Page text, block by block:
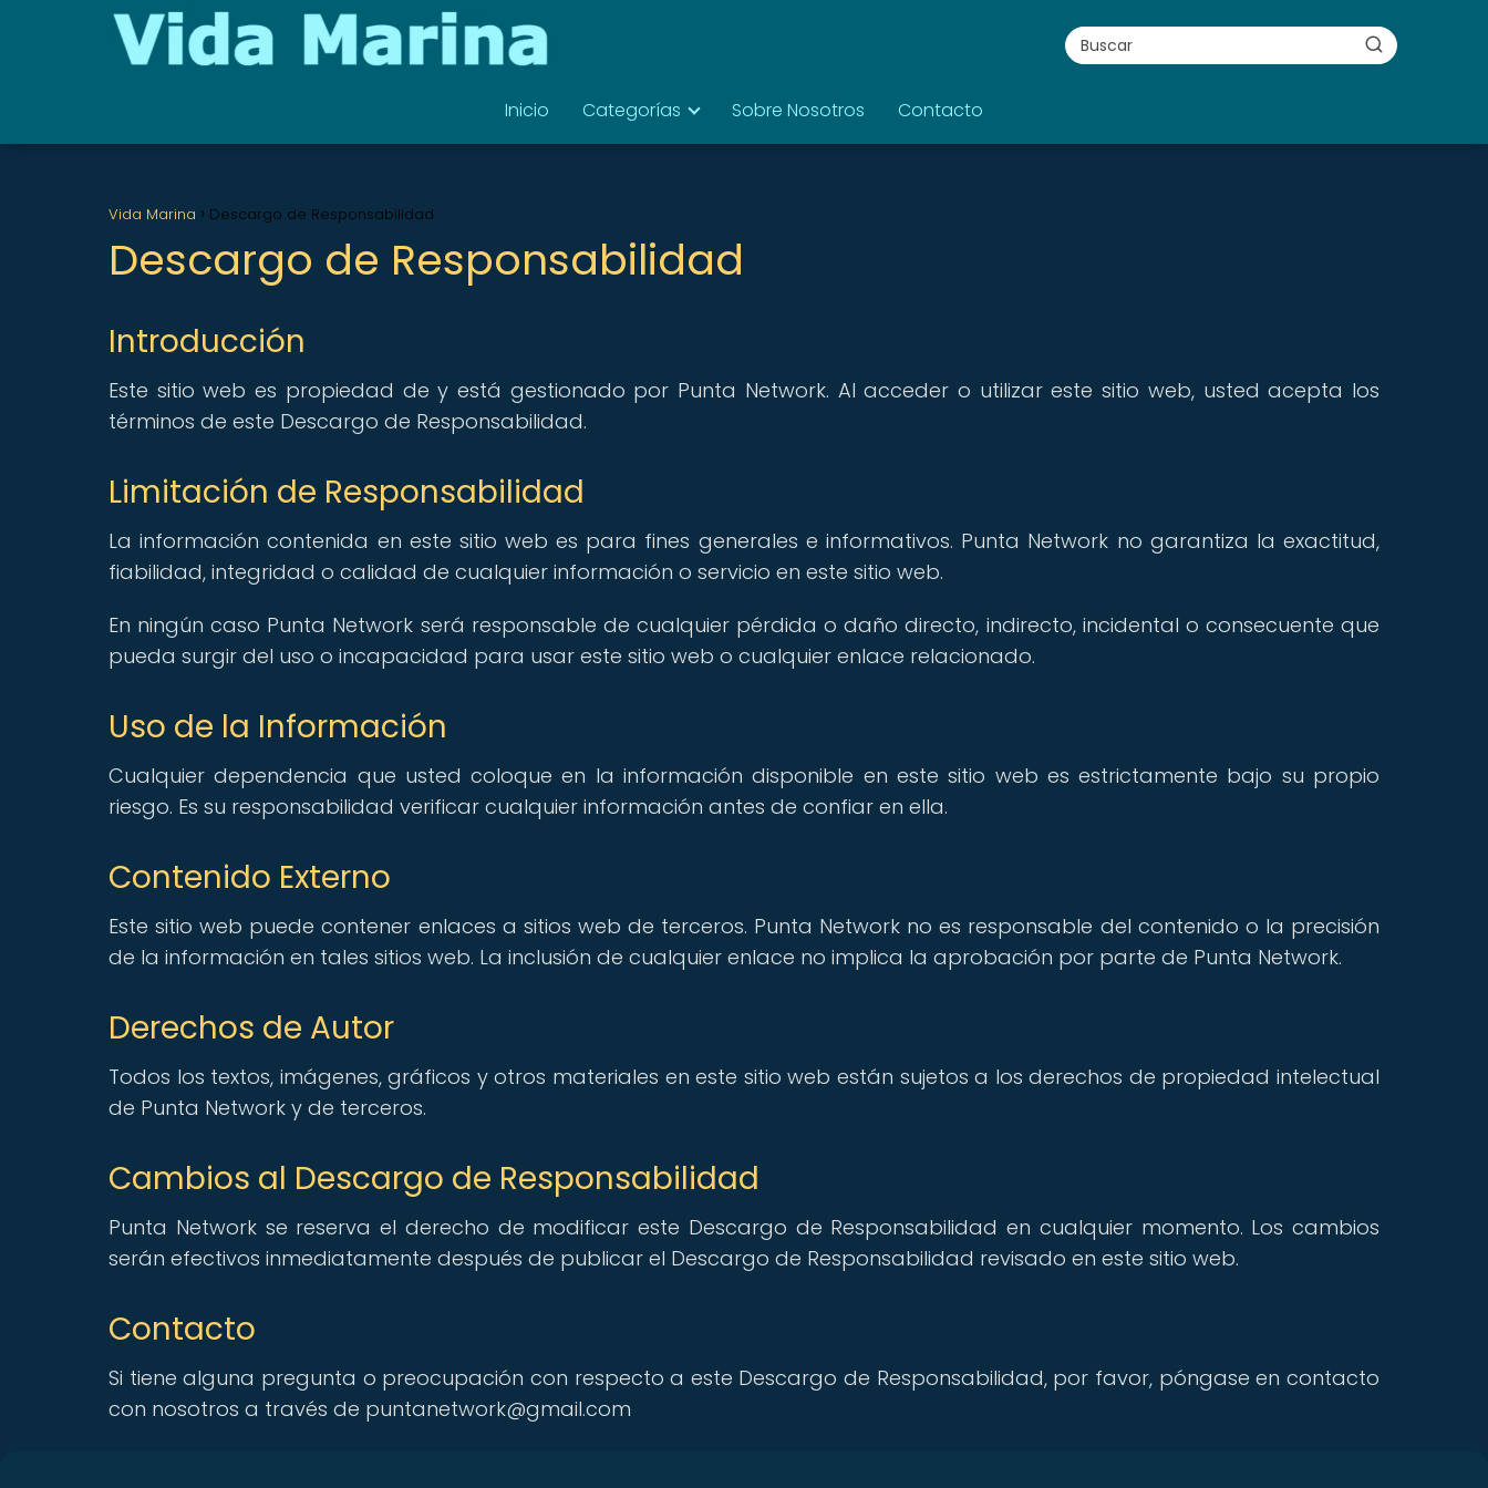
Inicio Categorías Sobre Nosotros Contacto
Vida Marina Descargo de Responsabilidad
Descargo de Responsabilidad
Introducción
Este sitio web es propiedad de y está gestionado por Punta Network. Al acceder o utilizar este sitio web, usted acepta los
términos de este Descargo de Responsabilidad.
Limitación de Responsabilidad
La información contenida en este sitio web es para fines generales e informativos. Punta Network no garantiza la exactitud,
fiabilidad, integridad o calidad de cualquier información o servicio en este sitio web.
En ningún caso Punta Network será responsable de cualquier pérdida o daño directo, indirecto, incidental o consecuente que
pueda surgir del uso o incapacidad para usar este sitio web o cualquier enlace relacionado.
Uso de la Información
Cualquier dependencia que usted coloque en la información disponible en este sitio web es estrictamente bajo su propio
riesgo. Es su responsabilidad verificar cualquier información antes de confiar en ella.
Contenido Externo
Este sitio web puede contener enlaces a sitios web de terceros. Punta Network no es responsable del contenido o la precisión
de la información en tales sitios web. La inclusión de cualquier enlace no implica la aprobación por parte de Punta Network.
Derechos de Autor
Todos los textos, imágenes, gráficos y otros materiales en este sitio web están sujetos a los derechos de propiedad intelectual
de Punta Network y de terceros.
Cambios al Descargo de Responsabilidad
Punta Network se reserva el derecho de modificar este Descargo de Responsabilidad en cualquier momento. Los cambios
serán efectivos inmediatamente después de publicar el Descargo de Responsabilidad revisado en este sitio web.
Contacto
Si tiene alguna pregunta o preocupación con respecto a este Descargo de Responsabilidad, por favor, póngase en contacto
con nosotros a través de puntanetwork@gmail.com